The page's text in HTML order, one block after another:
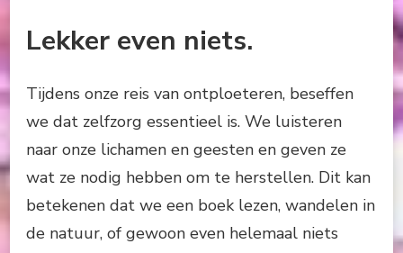
Lekker even niets.
Tijdens onze reis van ontploeteren, beseffen
we dat zelfzorg essentieel is. We luisteren
naar onze lichamen en geesten en geven ze
wat ze nodig hebben om te herstellen. Dit kan
betekenen dat we een boek lezen, wandelen in
de natuur, of gewoon even helemaal niets